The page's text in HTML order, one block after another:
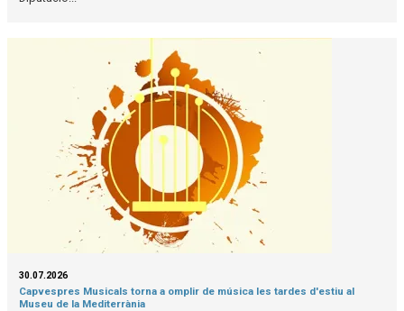
30.07.2026
Capvespres Musicals torna a omplir de música les tardes d'estiu al
Museu de la Mediterrània